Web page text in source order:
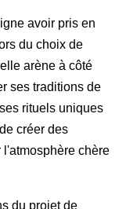
avoir pris en
du choix de
arène à côté
ses traditions de
rituels uniques
créer des
chère
du projet de